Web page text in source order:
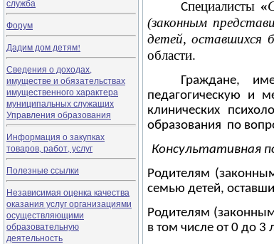
служба
Форум
Дадим дом детям!
Сведения о доходах,
имуществе и обязательствах
имущественного характера
муниципальных служащих
Управления образования
Информация о закупках
товаров, работ, услуг
Полезные ссылки
Независимая оценка качества
оказания услуг организациями
осуществляющими
образовательную
деятельность
Специалисты «
(законным
детей, оставшихся
области.
Граждане,
педагогическую и
клинических
образования по
Консультативная
Родителям
семью детей,
Родителям
в том числе от 0 до 3